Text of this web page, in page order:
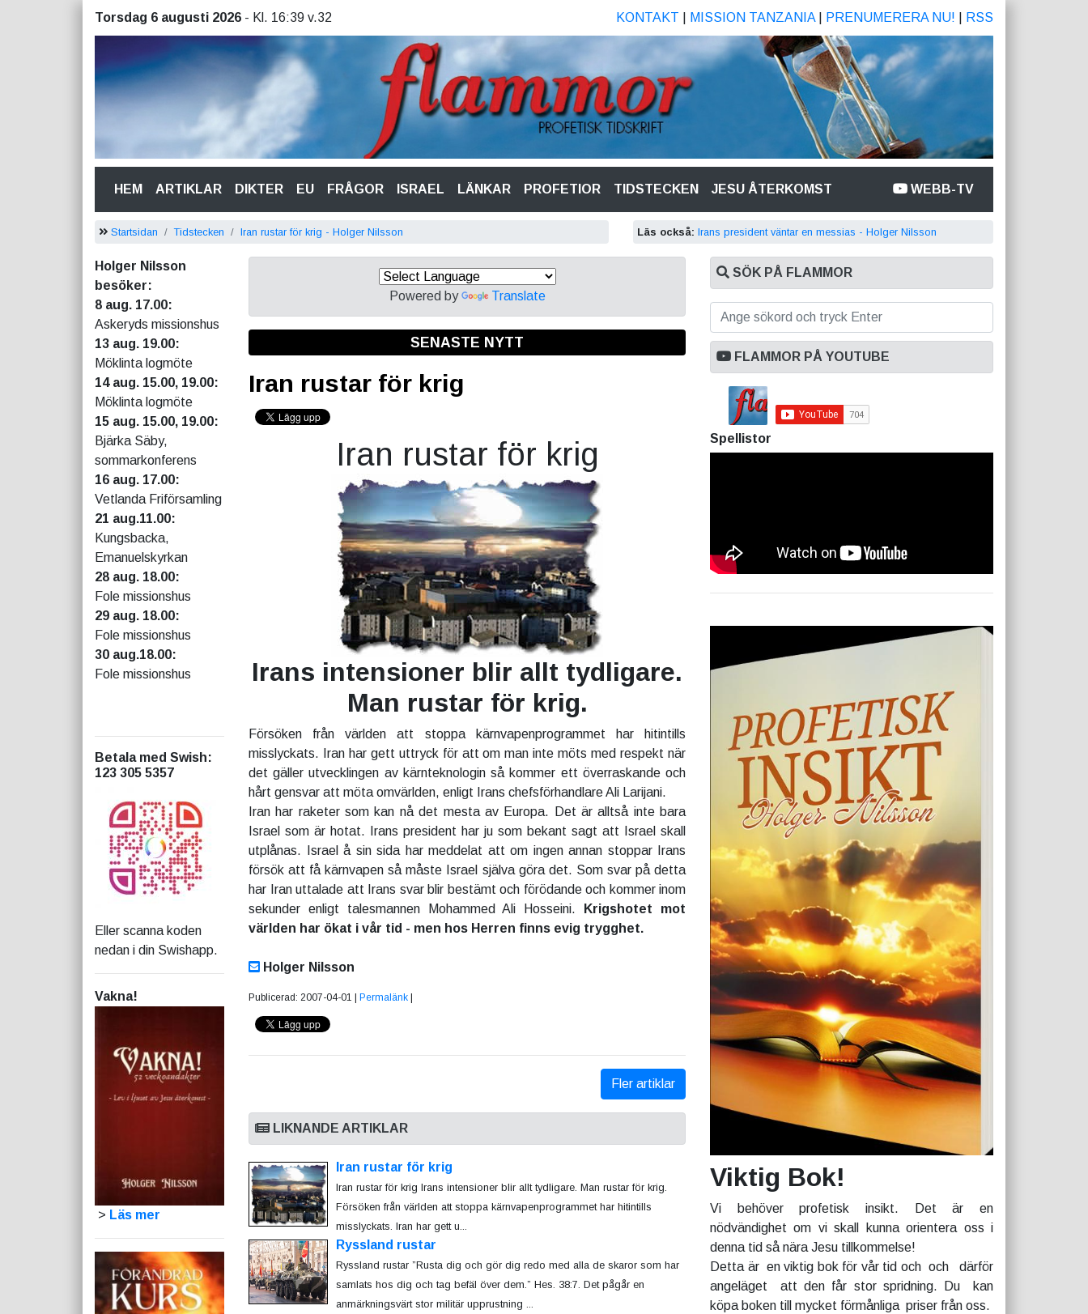
Torsdag 6 augusti 2026 - Kl. 16:39 v.32 KONTAKT MISSION TANZANIA| PRENUMERERA NU! RSS
HEM(CURRENT)
ARTIKLAR DIKTER EU FRÅGOR ISRAEL LÄNKAR PROFETIOR TIDSTECKEN JESU ÅTERKOMST WEBB-TV
Startsidan Tidstecken Iran rustar för krig - Holger Nilsson Läs också: Irans president väntar en messias - Holger Nilsson
Holger Nilsson
besöker:
8 aug. 17.00:
Askeryds missionshus
13 aug. 19.00:
Möklinta logmöte
14 aug. 15.00, 19.00:
Möklinta logmöte
15 aug. 15.00, 19.00:
Bjärka Säby,
sommarkonferens
16 aug. 17.00:
Vetlanda Friförsamling
21 aug.11.00:
Kungsbacka,
Emanuelskyrkan
28 aug. 18.00:
Fole missionshus
29 aug. 18.00:
Fole missionshus
30 aug.18.00:
Fole missionshus
Betala med Swish:
123 305 5357
Eller scanna koden
nedan i din Swishapp.
Vakna!
> Läs mer
Powered by Translate
SENASTE NYTT
Iran rustar för krig
Iran rustar för krig
Irans intensioner blir allt tydligare.
Man rustar för krig.
Försöken från världen att stoppa kärnvapenprogrammet har hitintills
misslyckats. Iran har gett uttryck för att om man inte möts med respekt när
det gäller utvecklingen av kärnteknologin så kommer ett överraskande och
hårt gensvar att möta omvärlden, enligt Irans chefsförhandlare Ali Larijani.
Iran har raketer som kan nå det mesta av Europa. Det är alltså inte bara
Israel som är hotat. Irans president har ju som bekant sagt att Israel skall
utplånas. Israel å sin sida har meddelat att om ingen annan stoppar Irans
försök att få kärnvapen så måste Israel själva göra det. Som svar på detta
har Iran uttalade att Irans svar blir bestämt och förödande och kommer inom
sekunder enligt talesmannen Mohammed Ali Hosseini.
Krigshotet mot
världen har ökat i vår tid - men hos Herren finns evig trygghet.
Holger Nilsson
Publicerad: 2007-04-01 | Permalänk
Fler artiklar
LIKNANDE ARTIKLAR
Iran rustar för krig
Iran rustar för krig Irans intensioner blir allt tydligare. Man rustar för krig.
Försöken från världen att stoppa kärnvapenprogrammet har hitintills
misslyckats. Iran har gett u...
Ryssland rustar
Ryssland rustar ”Rusta dig och gör dig redo med alla de skaror som har
samlats hos dig och tag befäl över dem.” Hes. 38:7. Det pågår en
anmärkningsvärt stor militär upprustning ...
SÖK PÅ FLAMMOR
FLAMMOR PÅ YOUTUBE
Spellistor
Viktig Bok!
Vi behöver profetisk insikt. Det är en
nödvändighet om vi skall kunna orientera oss i
denna tid så nära Jesu tillkommelse!
Detta är en viktig bok för vår tid och och därför
angeläget att den får stor spridning. Du kan
köpa boken till mycket förmånliga priser från oss.